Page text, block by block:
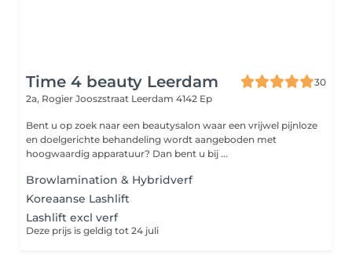
Time 4 beauty Leerdam
30
2a, Rogier Jooszstraat Leerdam 4142 Ep
Bent u op zoek naar een beautysalon waar een vrijwel pijnloze
en doelgerichte behandeling wordt aangeboden met
hoogwaardig apparatuur? Dan bent u bij ...
Browlamination & Hybridverf
Koreaanse Lashlift
Lashlift excl verf
Deze prijs is geldig tot 24 juli